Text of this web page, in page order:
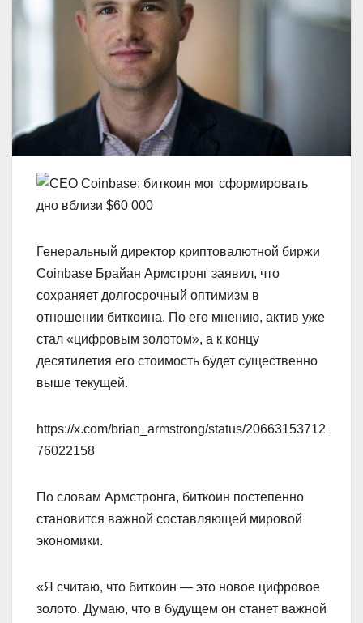
Генеральный директор криптовалютной биржи
Coinbase Брайан Армстронг заявил, что
сохраняет долгосрочный оптимизм в
отношении биткоина. По его мнению, актив уже
стал «цифровым золотом», а к концу
десятилетия его стоимость будет существенно
выше текущей.
https://x.com/brian_armstrong/status/20663153712
76022158
По словам Армстронга, биткоин постепенно
становится важной составляющей мировой
экономики.
«Я считаю, что биткоин — это новое цифровое
золото. Думаю, что в будущем он станет важной